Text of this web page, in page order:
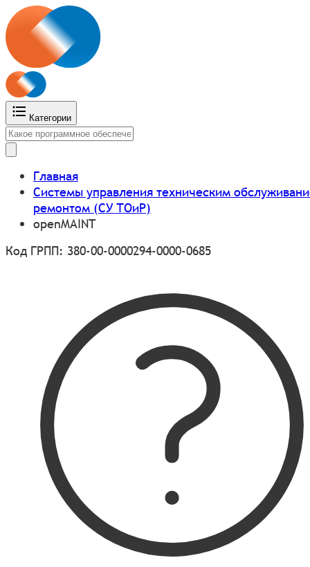
Категории
Главная
Системы управления техническим
ремонтом (СУ ТОиР)
openMAINT
Код ГРПП: 380-00-0000294-0000-0685